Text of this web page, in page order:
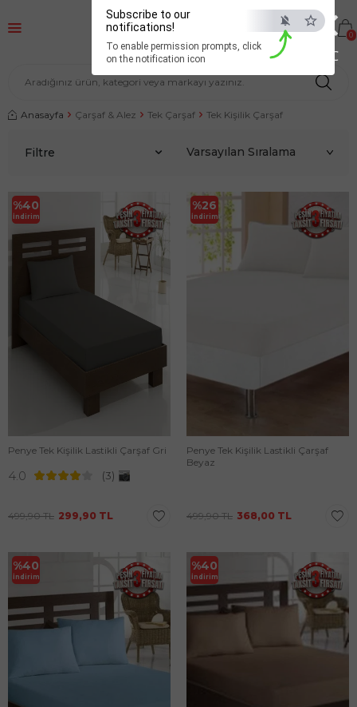
×
ESC
Subscribe to our
notifications!
To enable permission prompts, click
on the notification icon
0
Anasayfa Çarşaf & Alez Tek Çarşaf Tek Kişilik Çarşaf
Filtre
%40
İndirim
Penye Tek Kişilik Lastikli Çarşaf Gri
4.0 (3)
499,90TL 299,90 TL
%26
İndirim
Penye Tek Kişilik Lastikli Çarşaf
Beyaz
499,90TL 368,00 TL
%40
İndirim
%40
İndirim